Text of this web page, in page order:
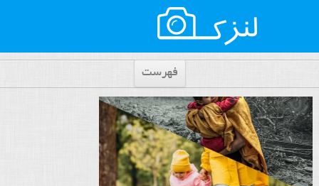
فهرست